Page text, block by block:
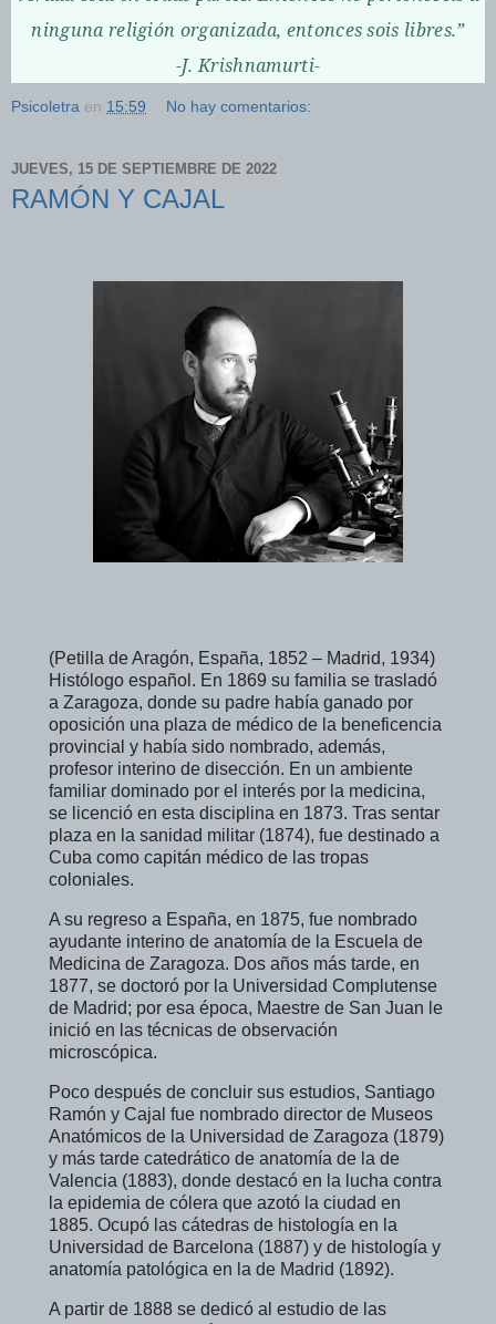
ninguna religión organizada, entonces sois libres.”
-J. Krishnamurti-
Psicoletra en 15:59 No hay comentarios:
JUEVES, 15 DE SEPTIEMBRE DE 2022
RAMÓN Y CAJAL
(Petilla de Aragón, España, 1852 – Madrid, 1934)
Histólogo español. En 1869 su familia se trasladó
a Zaragoza, donde su padre había ganado por
oposición una plaza de médico de la beneficencia
provincial y había sido nombrado, además,
profesor interino de disección. En un ambiente
familiar dominado por el interés por la medicina,
se licenció en esta disciplina en 1873. Tras sentar
plaza en la sanidad militar (1874), fue destinado a
Cuba como capitán médico de las tropas
coloniales.
A su regreso a España, en 1875, fue nombrado
ayudante interino de anatomía de la Escuela de
Medicina de Zaragoza. Dos años más tarde, en
1877, se doctoró por la Universidad Complutense
de Madrid; por esa época, Maestre de San Juan le
inició en las técnicas de observación
microscópica.
Poco después de concluir sus estudios, Santiago
Ramón y Cajal fue nombrado director de Museos
Anatómicos de la Universidad de Zaragoza (1879)
y más tarde catedrático de anatomía de la de
Valencia (1883), donde destacó en la lucha contra
la epidemia de cólera que azotó la ciudad en
1885. Ocupó las cátedras de histología en la
Universidad de Barcelona (1887) y de histología y
anatomía patológica en la de Madrid (1892).
A partir de 1888 se dedicó al estudio de las